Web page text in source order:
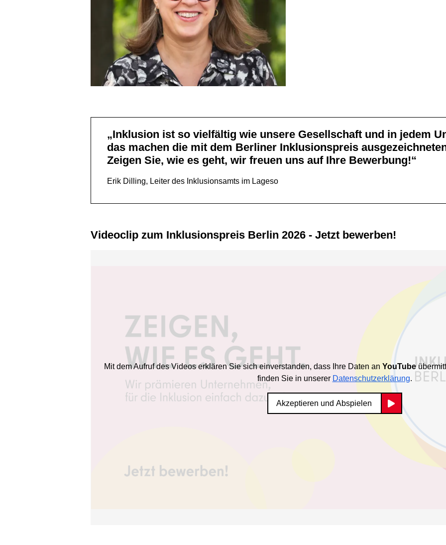
„Inklusion ist so vielfältig wie unsere Gesellschaft und in jedem Unternehmen möglich –
das machen die mit dem Berliner Inklusionspreis
Zeigen Sie, wie es geht, wir freuen uns auf Ihre Bewerbung!“
Erik Dilling, Leiter des Inklusionsamts im Lageso
Videoclip zum Inklusionspreis Berlin 2026 - Jetzt bewerben!
Mit dem Aufruf des Videos erklären Sie sich einverstanden, dass Ihre Daten an YouTube
finden Sie in unserer Datenschutzerklärung.
Akzeptieren und Abspielen